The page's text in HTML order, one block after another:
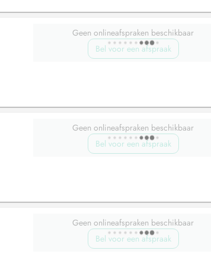
Geen onlineafspraken beschikbaar
Bel voor een afspraak
Geen onlineafspraken beschikbaar
Bel voor een afspraak
Geen onlineafspraken beschikbaar
Bel voor een afspraak